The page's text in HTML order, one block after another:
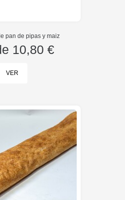
pan de pipas y maiz
10,80 €
VER